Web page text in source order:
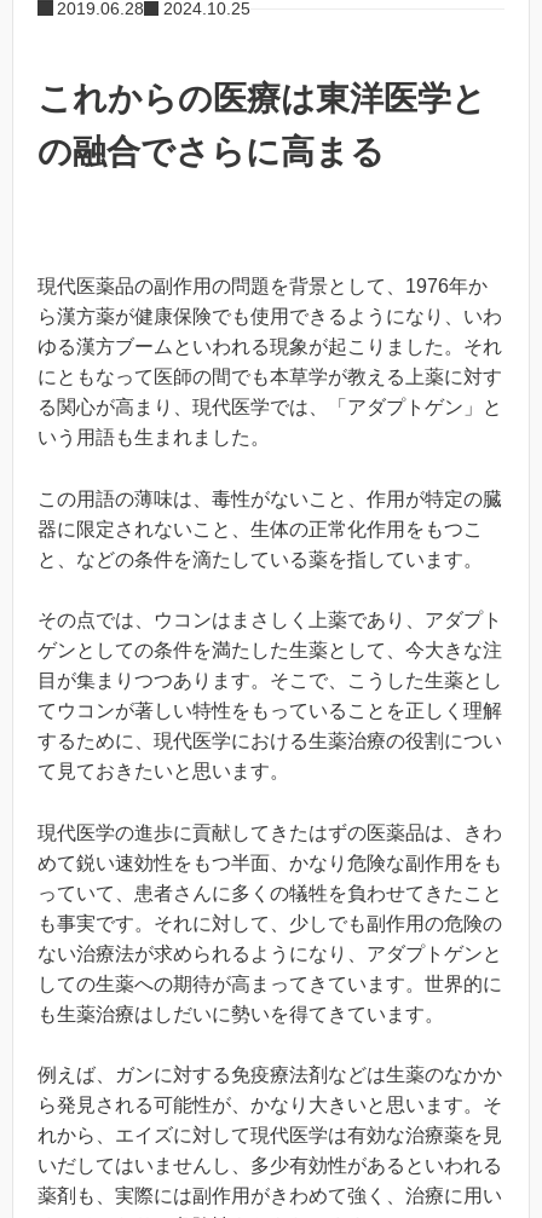
2019.06.28 2024.10.25
これからの医療は東洋医学と
の融合でさらに高まる
現代医薬品の副作用の問題を背景として、1976年か
ら漢方薬が健康保険でも使用できるようになり、いわ
ゆる漢方ブームといわれる現象が起こりました。それ
にともなって医師の間でも本草学が教える上薬に対す
る関心が高まり、現代医学では、「アダプトゲン」と
いう用語も生まれました。
この用語の薄味は、毒性がないこと、作用が特定の臓
器に限定されないこと、生体の正常化作用をもつこ
と、などの条件を滴たしている薬を指しています。
その点では、ウコンはまさしく上薬であり、アダプト
ゲンとしての条件を満たした生薬として、今大きな注
目が集まりつつあります。そこで、こうした生薬とし
てウコンが著しい特性をもっていることを正しく理解
するために、現代医学における生薬治療の役割につい
て見ておきたいと思います。
現代医学の進歩に貢献してきたはずの医薬品は、きわ
めて鋭い速効性をもつ半面、かなり危険な副作用をも
っていて、患者さんに多くの犠牲を負わせてきたこと
も事実です。それに対して、少しでも副作用の危険の
ない治療法が求められるようになり、アダプトゲンと
しての生薬への期待が高まってきています。世界的に
も生薬治療はしだいに勢いを得てきています。
例えば、ガンに対する免疫療法剤などは生薬のなかか
ら発見される可能性が、かなり大きいと思います。そ
れから、エイズに対して現代医学は有効な治療薬を見
いだしてはいませんし、多少有効性があるといわれる
薬剤も、実際には副作用がきわめて強く、治療に用い